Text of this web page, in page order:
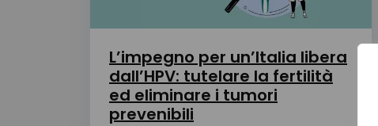
L’impegno per un’Italia libera
dall’HPV: tutelare la fertilità
ed eliminare i tumori
prevenibili